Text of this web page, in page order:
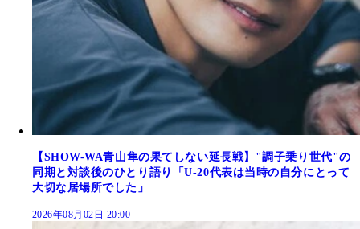
【SHOW-WA青山隼の果てしない延長戦】"調子乗り世代"の
同期と対談後のひとり語り「U-20代表は当時の自分にとって
大切な居場所でした」
2026年08月02日 20:00